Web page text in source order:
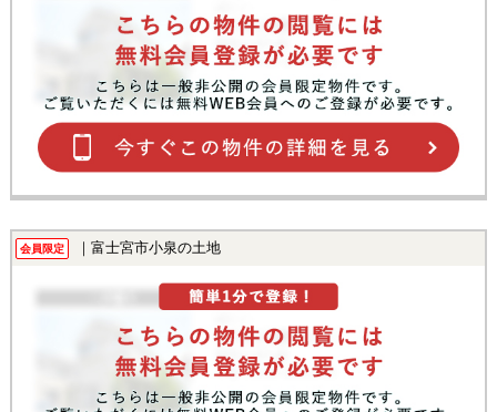
会員限定 ｜富士宮市小泉の土地